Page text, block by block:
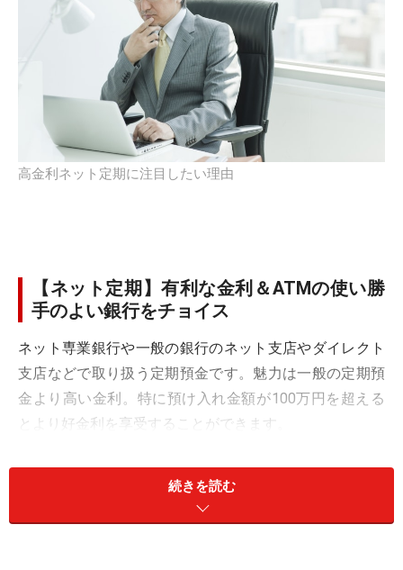
高金利ネット定期に注目したい理由
【ネット定期】有利な金利＆ATMの使い勝
手のよい銀行をチョイス
ネット専業銀行や一般の銀行のネット支店やダイレクト
支店などで取り扱う定期預金です。魅力は一般の定期預
金より高い金利。特に預け入れ金額が100万円を超える
とより好金利を享受することができます。
般の定期預金と同じく元本保証があり、預金保険の保護
の対象（金融機関が倒産しても国が1000万円までの元本
続きを読む